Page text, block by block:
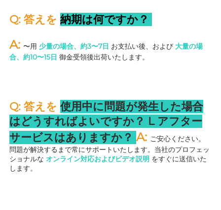
Q: 答えを 納期は何ですか？
A: 〜用 少量の場合、約3〜7日 お支払い後、および 大量の場
合、約10〜15日 御金受領後出荷いたします。
Q: 答えを 使用中に問題が発生した場合
はどうすればよいですか？ L アフター
サービスはありますか？ A: ご安心ください。
問題が解決するまで常にサポートいたします。当社のプロフェッ
ショナルな オンライン対応およびビデオ説明 をすぐに送信いた
します。